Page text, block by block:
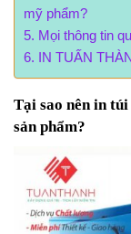
mỹ phẩm?
Mọi thông tin
IN TUẤN
Tại sao nên in
sản phẩm?